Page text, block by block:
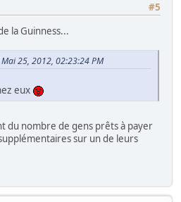
#5
la Guinness...
25, 2012, 02:23:24 PM
eux
du nombre de gens prêts à payer
sur un de leurs